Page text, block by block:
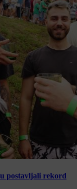
postavljali rekord